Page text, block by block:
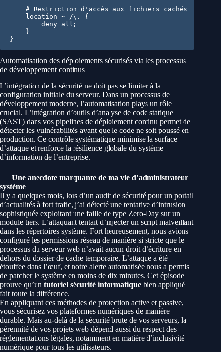
    # Restriction d'accès aux fichiers cachés
    location ~ /\. {
        deny all;
    }
}
Automatisation des déploiements sécurisés via les processus
de développement continus
L’intégration de la sécurité ne doit pas se limiter à la
configuration initiale du serveur. Dans un processus de
développement moderne, l’automatisation plays un rôle
crucial. L’intégration d’outils d’analyse de code statique
(SAST) dans vos pipelines de déploiement continu permet de
détecter les vulnérabilités avant que le code ne soit poussé en
production. Ce contrôle systématique minimise la surface
d’attaque et renforce la résilience globale du système
d’information de l’entreprise.
Une anecdote marquante de ma vie d’administrateur
système
Il y a quelques mois, lors d’un audit de sécurité pour un portail
d’actualités à fort trafic, j’ai détecté une tentative d’intrusion
sophistiquée exploitant une faille de type Zero-Day sur un
module tiers. L’attaquant tentait d’injecter un script malveillant
dans les répertoires système. Fort heureusement, nous avions
configuré les permissions réseau de manière si stricte que le
processus du serveur web n’avait aucun droit d’écriture en
dehors du dossier de cache temporaire. L’attaque a été
étouffée dans l’œuf, et notre alerte automatisée nous a permis
de patcher le système en moins de dix minutes. Cet épisode
prouve qu’un tutoriel sécurité informatique bien appliqué
fait toute la différence.
En appliquant ces méthodes de protection active et passive,
vous sécurisez vos plateformes numériques de manière
durable. Mais au-delà de la sécurité brute de vos serveurs, la
pérennité de vos projets web dépend aussi du respect des
réglementations légales, notamment en matière d’inclusivité
numérique pour tous les utilisateurs.